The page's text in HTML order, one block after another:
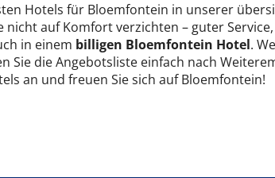
Hotels für Bloemfontein in unserer
nicht auf Komfort verzichten – guter
in einem billigen Bloemfontein Hotel.
Sie die Angebotsliste einfach nach
an und freuen Sie sich auf Bloemfontein!